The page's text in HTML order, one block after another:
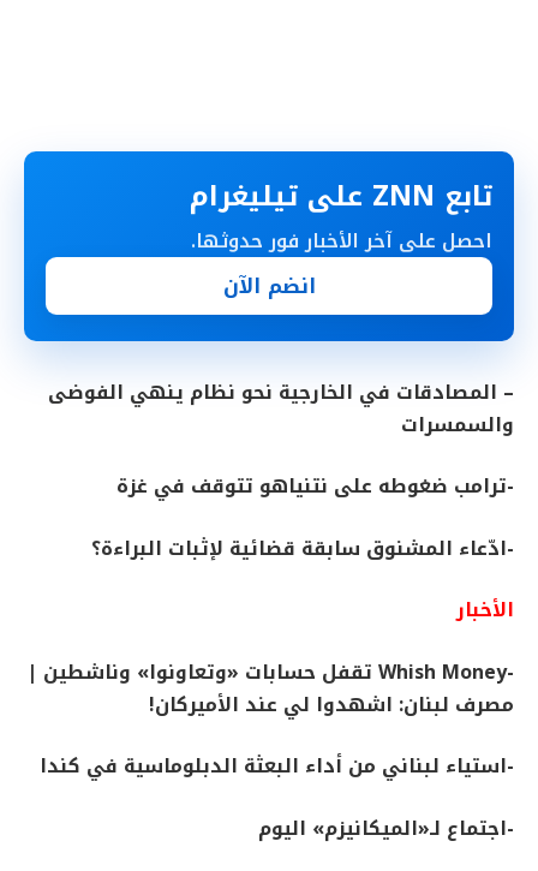
تابع ZNN على تيليغرام
احصل على آخر الأخبار فور حدوثها.
انضم الآن
– المصادقات في الخارجية نحو نظام ينهي الفوضى
والسمسرات
-ترامب ضغوطه على نتنياهو تتوقف في غزة
-ادّعاء المشنوق سابقة قضائية لإثبات البراءة؟
الأخبار
-Whish Money تقفل حسابات «وتعاونوا» وناشطين |
مصرف لبنان: اشهدوا لي عند الأميركان!
-استياء لبناني من أداء البعثة الدبلوماسية في كندا
-اجتماع لـ«الميكانيزم» اليوم